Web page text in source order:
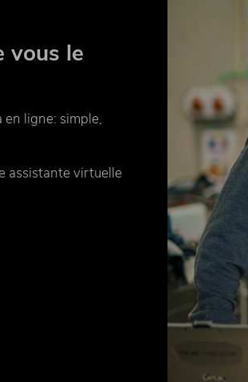
vous le
ligne: simple,
assistante virtuelle